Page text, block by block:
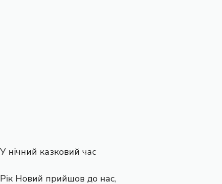
У нічний казковий час
Рік Новий прийшов до нас,